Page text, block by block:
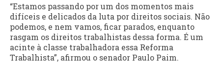
“Estamos passando por um dos momentos mais
difíceis e delicados da luta por direitos sociais. Não
podemos, e nem vamos, ficar parados, enquanto
rasgam os direitos trabalhistas dessa forma. É um
acinte à classe trabalhadora essa Reforma
Trabalhista”, afirmou o senador Paulo Paim.